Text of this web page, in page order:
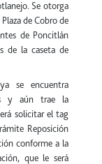
Se otorga
de Cobro de
de Poncitlán
de la caseta de
se encuentra
y aún trae la
solicitar el tag
Reposición
conforme a la
que le será